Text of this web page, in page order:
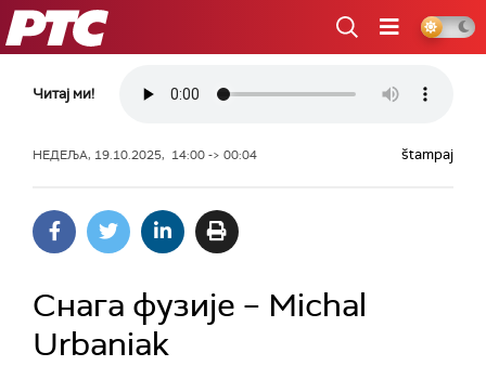
РТС
Читај ми!
НЕДЕЉА, 19.10.2025, 14:00 -> 00:04 štampaj
Снага фузије – Michal
Urbaniak